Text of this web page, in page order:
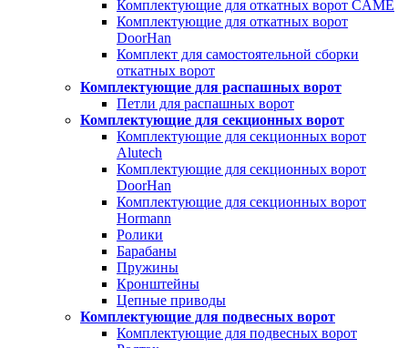
Комплектующие для откатных ворот CAME
Комплектующие для откатных ворот
DoorHan
Комплект для самостоятельной сборки
откатных ворот
Комплектующие для распашных ворот
Петли для распашных ворот
Комплектующие для секционных ворот
Комплектующие для секционных ворот
Alutech
Комплектующие для секционных ворот
DoorHan
Комплектующие для секционных ворот
Hormann
Ролики
Барабаны
Пружины
Кронштейны
Цепные приводы
Комплектующие для подвесных ворот
Комплектующие для подвесных ворот